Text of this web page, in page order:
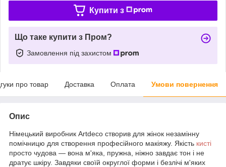
Купити з
Що таке купити з Пром?
Замовлення під захистом
про товар Доставка Оплата Умови повернення
Опис
Німецький виробник Artdeco створив для жінок незамінну
помічницю для створення професійного макіяжу. Якість кисті
просто чудова — вона м'яка, пружна, ніжно завдає тон і не
дратує шкіру. Завдяки своїй округлої форми і безлічі м'яких